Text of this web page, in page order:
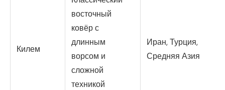
Килем
восточный
ковёр с
длинным
ворсом и
сложной
техникой
Иран, Турция,
Средняя Азия